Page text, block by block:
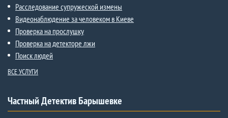
Расследование супружеской измены
Видеонаблюдение за человеком в Киеве
Проверка на прослушку
Проверка на детекторе лжи
Поиск людей
ВСЕ УСЛУГИ
Частный Детектив Барышевке